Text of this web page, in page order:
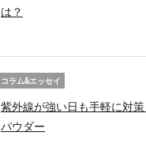
は？
コラム&エッセイ
紫外線が強い日も手軽に対
パウダー